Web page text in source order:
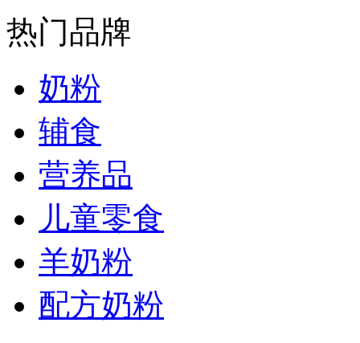
热门品牌
奶粉
辅食
营养品
儿童零食
羊奶粉
配方奶粉